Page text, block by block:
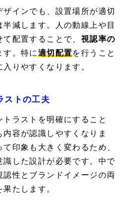
ザインでも、設置場所が適切
減します。人の動線上や目
配置することで、 視認率の
す。特に 適切配置を行うこと
りやすくなります。
ストの工夫
ラストを明確にすること
容が認識しやすくなりま
印象も大きく変わるため、
識した設計が必要です。中で
認性とブランドイメージの両
たします。